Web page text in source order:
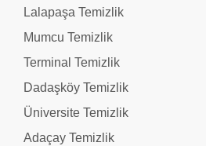
Lalapaşa Temizlik
Mumcu Temizlik
Terminal Temizlik
Dadaşköy Temizlik
Üniversite Temizlik
Adaçay Temizlik